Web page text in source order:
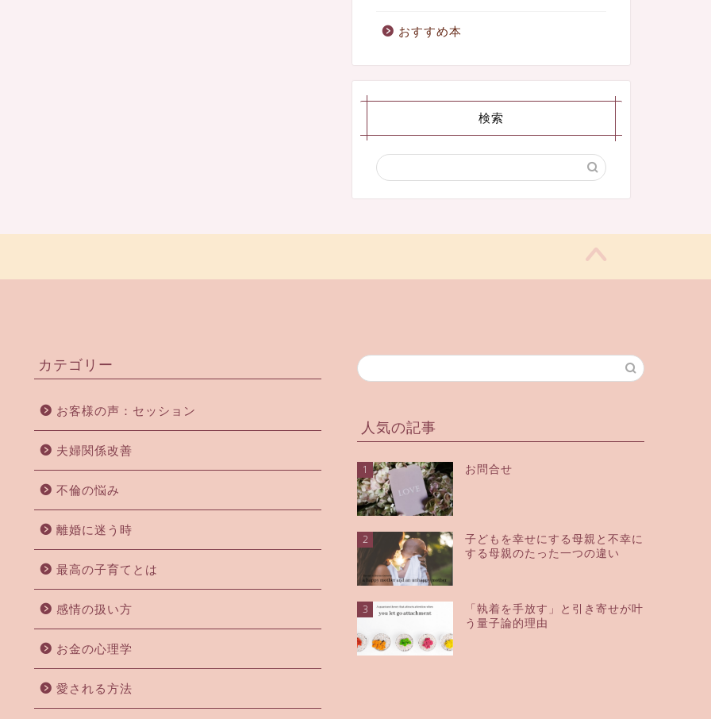
おすすめ本
検索
カテゴリー
お客様の声：セッション
夫婦関係改善
不倫の悩み
離婚に迷う時
最高の子育てとは
感情の扱い方
お金の心理学
愛される方法
人気の記事
1 お問合せ
2
子どもを幸せにする母親と不幸に
する母親のたった一つの違い
3
「執着を手放す」と引き寄せが叶
う量子論的理由